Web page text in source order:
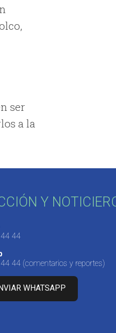
ser
a la
Y
44
44 (comentarios y reportes)
WHATSAPP